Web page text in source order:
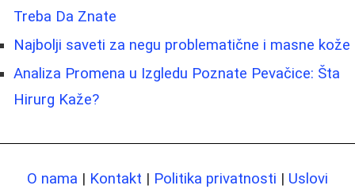
Treba Da Znate
Najbolji saveti za negu problematične i masne kože
Analiza Promena u Izgledu Poznate Pevačice: Šta
Hirurg Kaže?
O nama | Kontakt | Politika privatnosti | Uslovi